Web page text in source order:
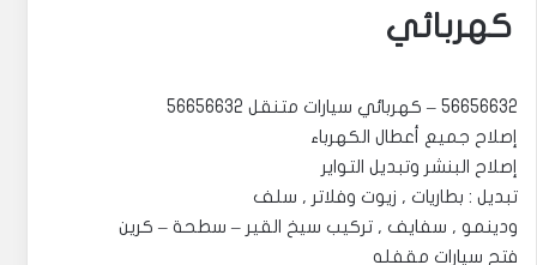
كهربائي
56656632 – كهربائي سيارات متنقل 56656632
إصلاح جميع أعطال الكهرباء
إصلاح البنشر وتبديل التواير
تبديل : بطاريات , زيوت وفلاتر , سلف
ودينمو , سفايف , تركيب سيخ القير – سطحة – كرين
فتح سيارات مقفله